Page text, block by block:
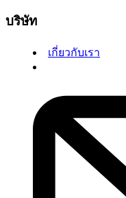
บริษัท
เกี่ยวกับเรา